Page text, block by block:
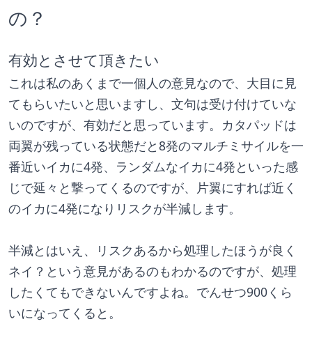
の？
有効とさせて頂きたい
これは私のあくまで一個人の意見なので、大目に見
てもらいたいと思いますし、文句は受け付けていな
いのですが、有効だと思っています。カタパッドは
両翼が残っている状態だと8発のマルチミサイルを一
番近いイカに4発、ランダムなイカに4発といった感
じで延々と撃ってくるのですが、片翼にすれば近く
のイカに4発になりリスクが半減します。
半減とはいえ、リスクあるから処理したほうが良く
ネイ？という意見があるのもわかるのですが、処理
したくてもできないんですよね。でんせつ900くら
いになってくると。